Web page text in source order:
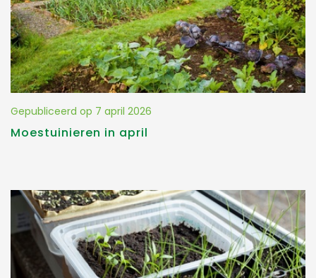
Moestuinieren in april
Gepubliceerd op 7 april 2026